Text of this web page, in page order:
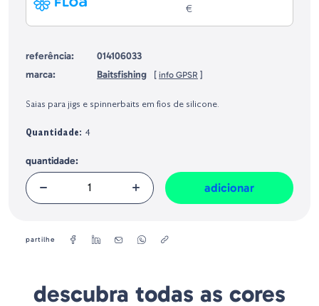
€
referência:
014106033
marca:
Baitsfishing [ info GPSR ]
Europeia, dos produtos da marca, conforme requerido no Regulamento
Saias para jigs e spinnerbaits em fios de silicone.
Quantidade: 4
quantidade:
adicionar
partilhe
descubra todas as cores